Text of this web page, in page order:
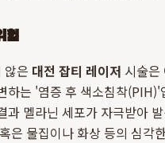
험
않은 대전 잡티 레이저 시술은
하는 '염증 후 색소침착
과 멜라닌 세포가 자극받아
은 물집이나 화상 등의 심각